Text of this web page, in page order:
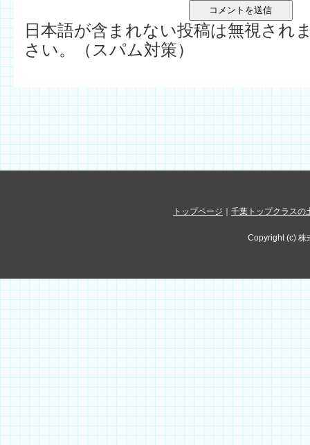
日本語が含まれない投稿は無視され
さい。（スパム対策）
トップページ 千葉トップクラスの
Copyright (c) 株